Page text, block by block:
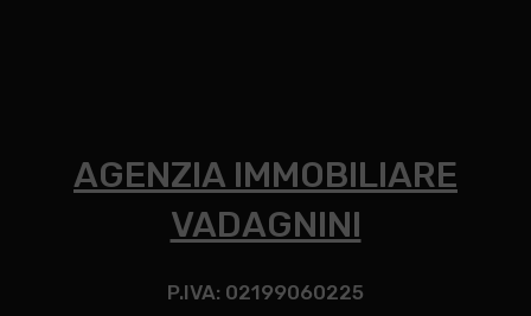
AGENZIA IMMOBILIARE
VADAGNINI
P.IVA: 02199060225